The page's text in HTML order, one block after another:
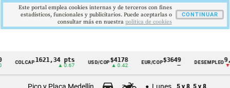
Cintillo
1621,34 pts USD/COP$4178
▲ 0.42
EUR/COP$3649
—
DESEMPLEO9,9 %
▼ 0.30
5 y 8 5 y 8
Este portal emplea cookies internas y de terceros con fines
estadísticos, funcionales y publicitarios. Puede aceptarlas o
consultar más en nuestra politica de cookies
CONTINUAR